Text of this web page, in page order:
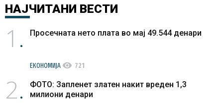
НАЈЧИТАНИ ВЕСТИ
1 Просечната нето плата во мај 49.544 денари
ЕКОНОМИЈА visibility 721
2
ФОТО: Запленет златен накит вреден 1,3
милиони денари